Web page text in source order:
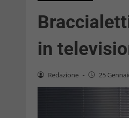
in
Redazione - 25